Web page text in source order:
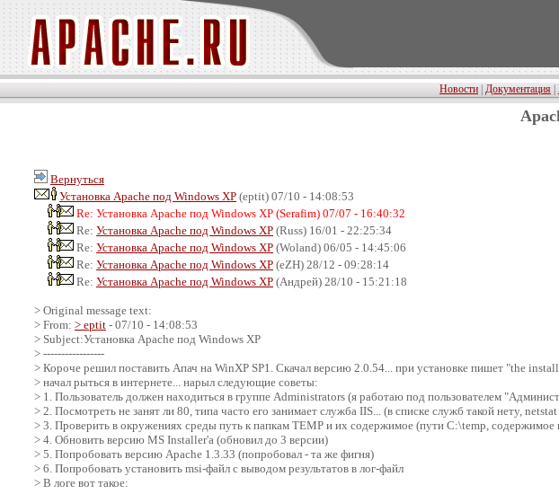
Новости Документация
Вернуться
Установка Apache под Windows XP (eptit) 07/10 - 14:08:53
Re: Установка Apache под Windows XP (Serafim) 07/07 - 16:40:32
Re: Установка Apache под Windows XP (Russ) 16/01 - 22:25:34
Re: Установка Apache под Windows XP (Woland) 06/05 - 14:45:06
Re: Установка Apache под Windows XP (eZH) 28/12 - 09:28:14
Re: Установка Apache под Windows XP (Андрей) 28/10 - 15:21:18
> Original message text:
> From: > eptit - 07/10 - 14:08:53
> Subject:Установка Apache под Windows XP
> -----------------
> Короче решил поставить Апач на WinXP SP1. Скачал версию 2.0.54... при установке пишет "the
> начал рыться в интернете... нарыл следующие советы:
> 1. Пользователь должен находиться в группе Administrators (я работаю под пользователем
> 2. Посмотреть не занят ли 80, типа часто его занимает служба IIS... (в списке служб такой нету,
> 3. Проверить в окружениях среды путь к папкам TEMP и их содержимое (пути C:\temp, содержимое
> 4. Обновить версию MS Installer'a (обновил до 3 версии)
> 5. Попробовать версию Apache 1.3.33 (попробовал - та же фигня)
> 6. Попробовать установить msi-файл с выводом результатов в лог-файл
> В логе вот такое: